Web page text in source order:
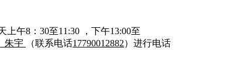
上午8： 30至11:30 ，下午13:00至
朱宇 （联系电话17790012882）进行电话